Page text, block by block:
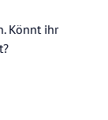
Könnt ihr